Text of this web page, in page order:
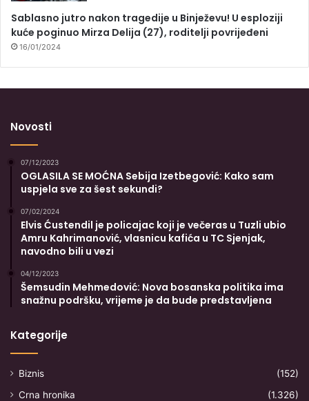
Sablasno jutro nakon tragedije u Binježevu! U esploziji
kuće poginuo Mirza Delija (27), roditelji povrijeđeni
16/01/2024
Novosti
07/12/2023
OGLASILA SE MOĆNA Sebija Izetbegović: Kako sam
uspjela sve za šest sekundi?
07/02/2024
Elvis Ćustendil je policajac koji je večeras u Tuzli ubio
Amru Kahrimanović, vlasnicu kafića u TC Sjenjak,
navodno bili u vezi
04/12/2023
Šemsudin Mehmedović: Nova bosanska politika ima
snažnu podršku, vrijeme je da bude predstavljena
Kategorije
Biznis
(152)
Crna hronika
(1.326)